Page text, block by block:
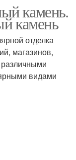
камень.
камень
отделка
магазинов,
различными
видами